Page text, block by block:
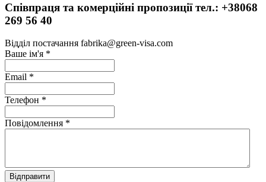
Співпраця та комерційні пропозиції тел.: +38068
269 56 40
Відділ постачання fabrika@green-visa.com
Ваше ім'я *
Email *
Телефон *
Повідомлення *
Відправити